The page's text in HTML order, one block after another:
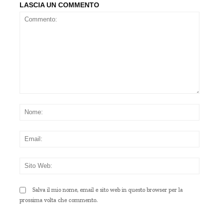
LASCIA UN COMMENTO
Salva il mio nome, email e sito web in questo browser per la
prossima volta che commento.